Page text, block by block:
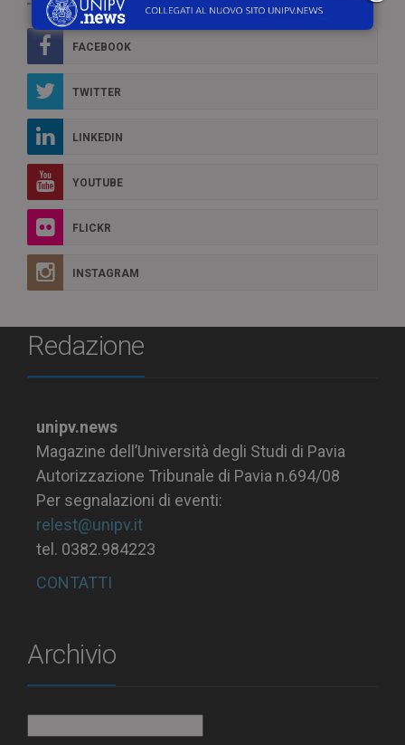
FACEBOOK
TWITTER
LINKEDIN
YOUTUBE
FLICKR
INSTAGRAM
Redazione
unipv.news
Magazine dell’Università degli Studi di Pavia
Autorizzazione Tribunale di Pavia n.694/08
Per segnalazioni di eventi:
relest@unipv.it
tel. 0382.984223
CONTATTI
Archivio